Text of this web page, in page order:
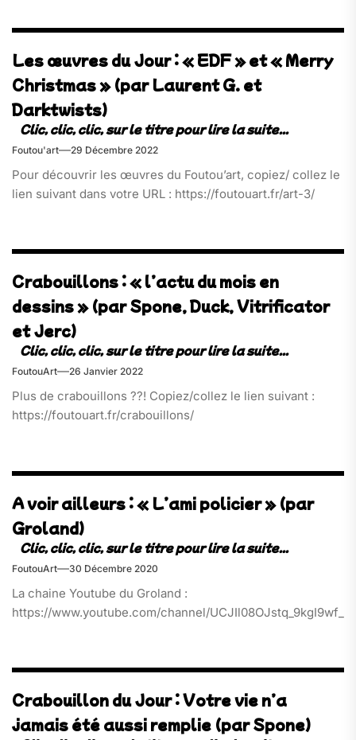
Les œuvres du Jour : « EDF » et « Merry
Christmas » (par Laurent G. et
Darktwists)
Foutou'art 29 Décembre 2022
Pour découvrir les œuvres du Foutou’art, copiez/ collez le
lien suivant dans votre URL : https://foutouart.fr/art-3/
Crabouillons : « l’actu du mois en
dessins » (par Spone, Duck, Vitrificator
et Jerc)
FoutouArt 26 Janvier 2022
Plus de crabouillons ??! Copiez/collez le lien suivant :
https://foutouart.fr/crabouillons/
A voir ailleurs : « L’ami policier » (par
Groland)
FoutouArt 30 Décembre 2020
La chaine Youtube du Groland :
https://www.youtube.com/channel/
Crabouillon du Jour : Votre vie n’a
jamais été aussi remplie (par Spone)